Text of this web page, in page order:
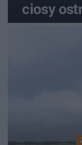
ciosy